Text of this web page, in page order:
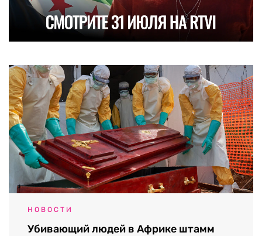
НОВОСТИ
Убивающий людей в Африке штамм